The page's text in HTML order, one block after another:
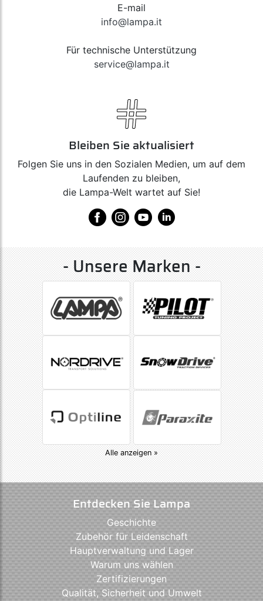
E-mail
info@lampa.it
Für technische Unterstützung
service@lampa.it
Bleiben Sie aktualisiert
Folgen Sie uns in den Sozialen Medien, um auf dem
Laufenden zu bleiben,
die Lampa-Welt wartet auf Sie!
- Unsere Marken -
Alle anzeigen »
Entdecken Sie Lampa
Geschichte
Zubehör für Leidenschaft
Hauptverwaltung und Lager
Warum uns wählen
Zertifizierungen
Qualität, Sicherheit und Umwelt